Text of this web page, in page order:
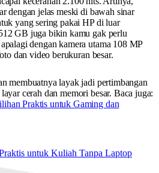
dengan jelas meski di bawah sinar
yang sering pakai HP di luar
GB juga bikin kamu gak perlu
dengan kamera utama 108 MP
dan video berukuran besar.
membuatnya layak jadi pertimbangan
cerah dan memori besar. Baca juga:
Praktis untuk Gaming dan
untuk Kuliah Tanpa Laptop